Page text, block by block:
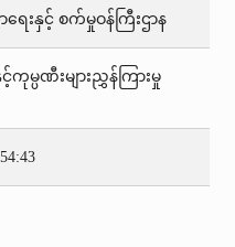
ရေးနှင့် စက်မှုဝန်ကြီးဌာန
ကုမ္ပဏီးများညွှန်ကြားမှု